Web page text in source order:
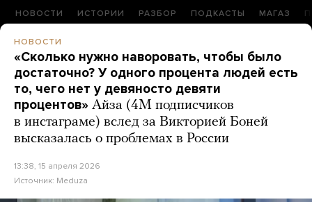
НОВОСТИ ИСТОРИИ РАЗБОР ПОДКАСТЫ МАГАЗ
НОВОСТИ
«Сколько нужно наворовать, чтобы было
достаточно? У одного процента людей есть
то, чего нет у девяносто девяти
процентов» Айза (4М подписчиков
в инстаграме) вслед за Викторией Боней
высказалась о проблемах в России
13:38, 15 апреля 2026
Источник: Meduza